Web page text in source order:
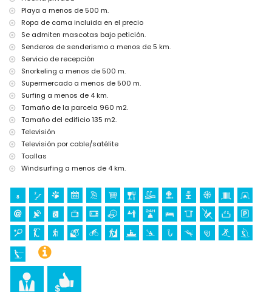
Lugares de interés y cultura en Moraira, Costa Blanca
iglesia (Iglesia Parroquial de Santa Catalina), castillo (Castell de
Moraira), ruina (Castell de Moraira), monumento (Torre de Vigía del
Cap d'Or) y lugar histórico (Centro histórico) (a menos de 5
kilómetros del alojamiento)
museo (Ecomuseo Cemroqt L'almassera) (a menos de 10 kilómetros
del alojamiento)
Deportes
pesca y snorkel (a menos de 1000 metros de la villa)
tenis, golf (Club de Golf Ifach), senderismo, ciclismo de montaña,
ciclismo, piragüismo, kayak, buceo, surf, windsurf y esquí acuático (a
menos de 5 kilómetros de la villa)
escalada (a menos de 10 kilómetros de la villa)
Playa a menos de 500 m.
Ropa de cama incluida en el precio
Se admiten mascotas bajo petición.
Senderos de senderismo a menos de 5 km.
Servicio de recepción
Snorkeling a menos de 500 m.
Supermercado a menos de 500 m.
Surfing a menos de 4 km.
Tamaño de la parcela 960 m2.
Tamaño del edificio 135 m2.
Televisión
Televisión por cable/satélite
Toallas
Windsurfing a menos de 4 km.